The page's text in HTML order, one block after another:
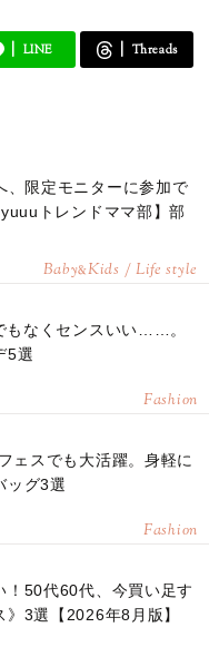
LINE Threads
、限定モニターに参加で
トレンドママ部】部
Baby&Kids / Life style
もなくセンスいい……。
5選
Fashion
ェスでも大活躍。身軽に
ッグ3選
Fashion
！50代60代、今買い足す
3選【2026年8月版】